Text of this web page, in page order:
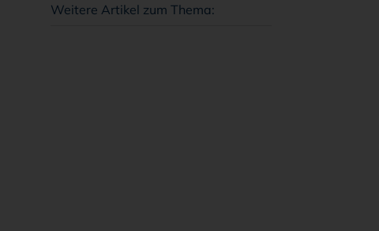
Wei­te­re Ar­ti­kel zum The­ma: